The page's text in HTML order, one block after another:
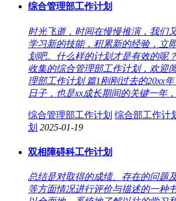
综合管理部工作计划
时光飞逝，时间在慢慢推演，我们
学习新的技能，积累新的经验，立
划吧。什么样的计划才是有效的呢
收集的综合管理部工作计划，欢迎
理部工作计划 篇1刚刚过去的20xx
日子，也是xx成长期间的关键一年
综合管理部工作计划 综合部工作计
划 2025-01-19
双相障碍科工作计划
总结是对取得的成绩、存在的问题
等方面情况进行评价与描述的一种